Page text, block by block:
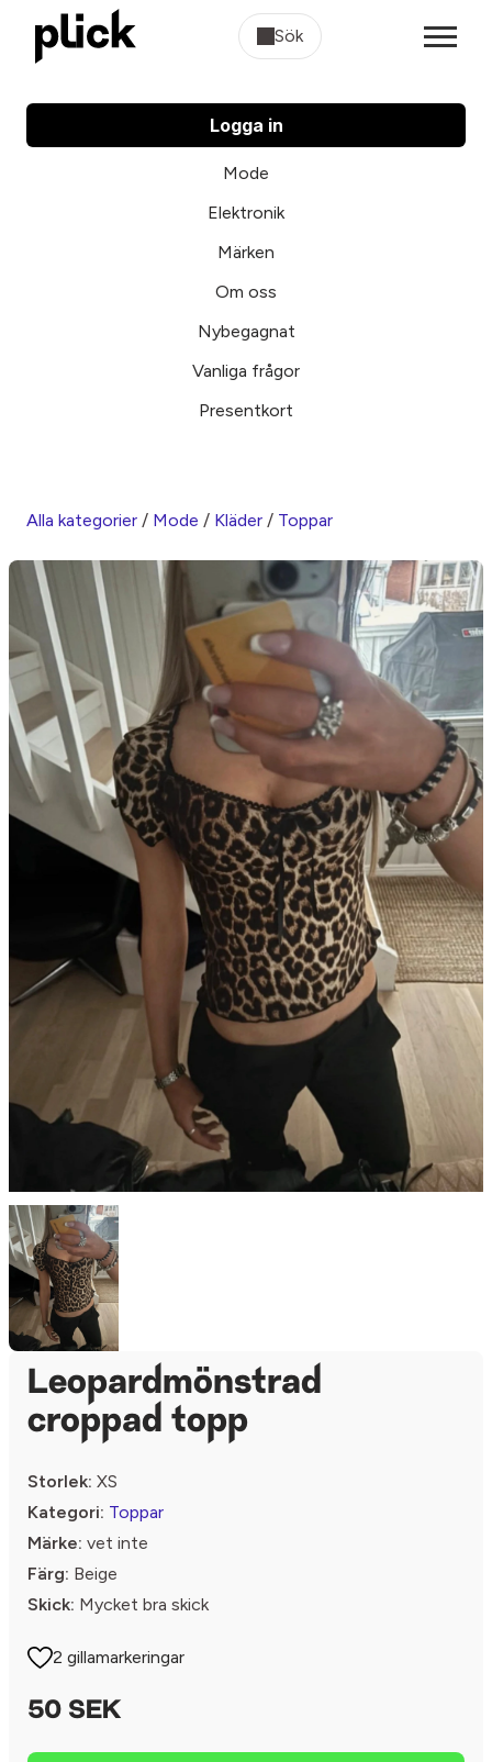
Sök
Logga in
Mode
Elektronik
Märken
Om oss
Nybegagnat
Vanliga frågor
Presentkort
Alla kategorier / Mode / Kläder / Toppar
Leopardmönstrad
croppad topp
Storlek: XS
Kategori: Toppar
Märke: vet inte
Färg: Beige
Skick: Mycket bra skick
2 gillamarkeringar
50 SEK